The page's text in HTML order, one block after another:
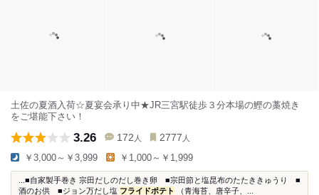
土佐の夏酒入荷☆夏宴会承り中★JR三宮駅徒歩３分本場の鰹の藁焼き
をご堪能下さい！
3.26 172 人 2777 人
￥3,000～￥3,999 ￥1,000～￥1,999
...■自家製手巻き 宗田だしのだし巻き卵 ■宗田節と塩昆布のたたききゅうり ■
酒のお供 ■ジョン万だし塩 フライドポテト （青海苔、唐辛子、...